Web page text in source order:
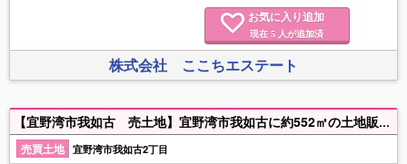
お気に入り追加
現在 5人が追加済
株式会社 ここちエステート
【宜野湾市我如古 売土地】宜野湾市我如古に約552㎡の土地販売中！志真志小学校まで徒歩約14分（約950ｍ）・嘉数中学校まで車で約8分（約1.9Km）。サンエー・ローソン徒歩５分圏内。詳細はお気軽にお問合せ下さい♪
売買土地 宜野湾市我如古2丁目